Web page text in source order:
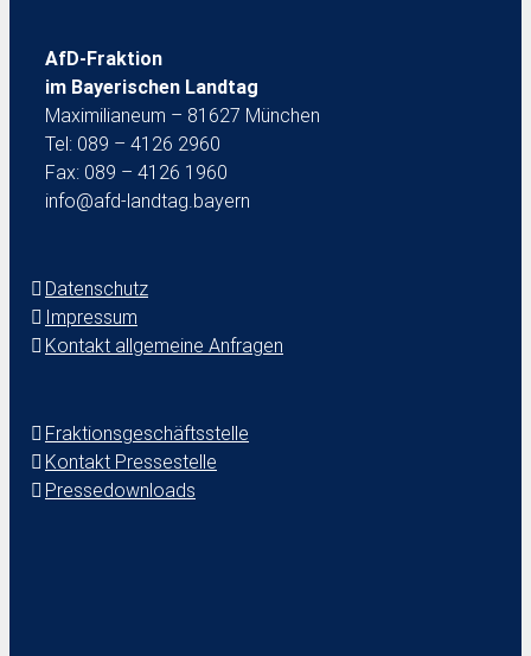
AfD-Fraktion
im Bayerischen Landtag
Maximilianeum – 81627 München
Tel: 089 – 4126 2960
Fax: 089 – 4126 1960
info@afd-landtag.bayern
Datenschutz
Impressum
Kontakt allgemeine Anfragen
Fraktionsgeschäftsstelle
Kontakt Pressestelle
Pressedownloads